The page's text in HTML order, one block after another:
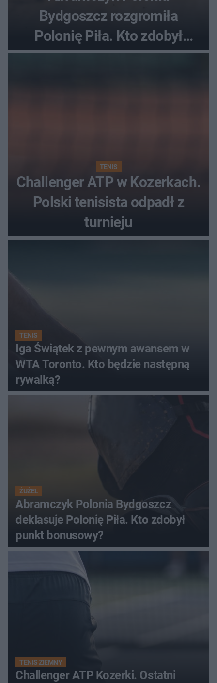
Bydgoszcz rozgromiła
Polonię Piła. Kto zdobył
najwięcej punktów?
TENIS
Challenger ATP w Kozerkach.
Polski tenisista odpadł z
turnieju
TENIS
Iga Świątek z pewnym awansem w
WTA Toronto. Kto będzie następną
rywalką?
ŻUŻEL
Abramczyk Polonia Bydgoszcz
deklasuje Polonię Piła. Kto zdobył
punkt bonusowy?
TENIS ZIEMNY
Challenger ATP Kozerki. Ostatni